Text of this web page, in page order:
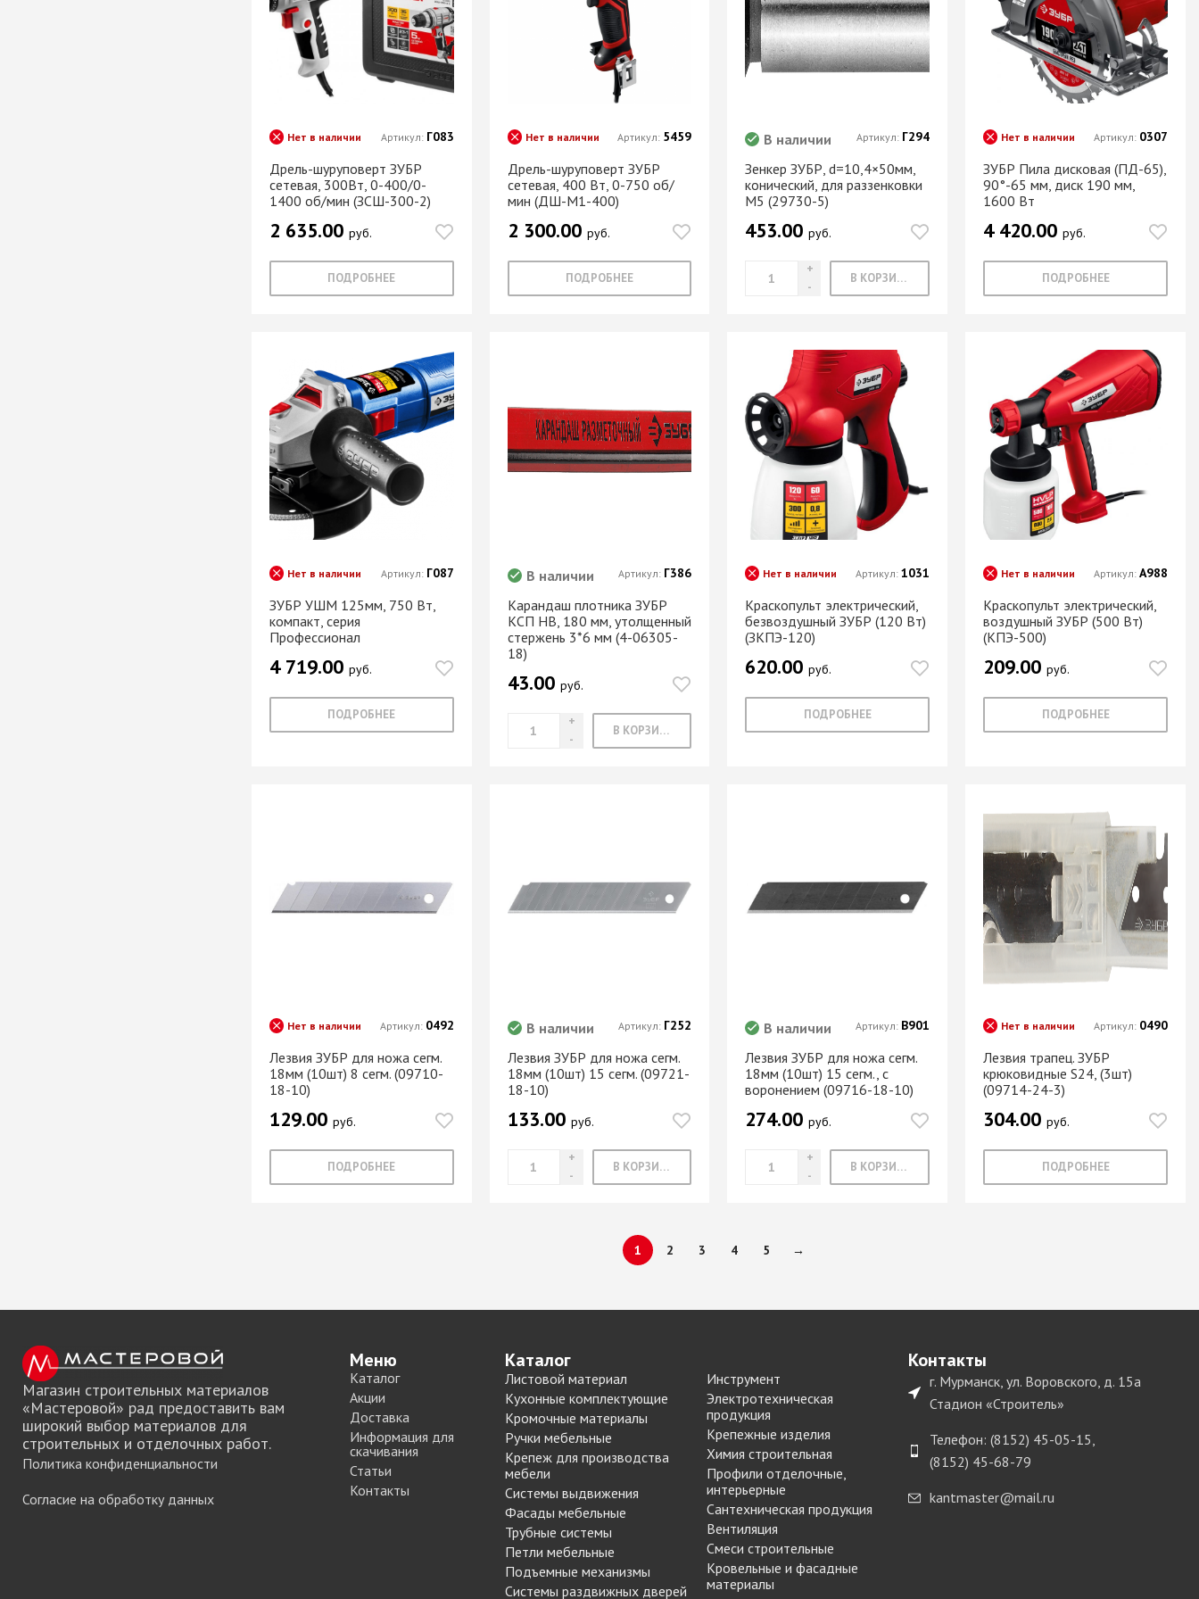
МАРКЕР МЕБЕЛЬНЫЙ
мебели
Корзины Kessebohmer
Штанги выдвижные,
Офисные аксессуары
Решетки
мебельные
Клей-расплав
Дрель-шуруповерт ЗУБР
сетевая, 300Вт, 0-400/0-
1400 об/мин (ЗСШ-300-2)
Нет в наличии
2 635.00 руб.
ПОДРОБНЕЕ
Артикул: Г083
Дрель-шуруповерт ЗУБР
сетевая, 400 Вт, 0-750 об/
мин (ДШ-М1-400)
Нет в наличии
2 300.00 руб.
ПОДРОБНЕЕ
Артикул: 5459
Зенкер ЗУБР, d=10,4×50мм,
конический, для раззенковки
М5 (29730-5)
В наличии
453.00руб.
В КОРЗИНУ
Артикул: Г294
ЗУБР Пила дисковая (ПД-65),
90°-65 мм, диск 190 мм,
1600 Вт
Нет в наличии
4 420.00руб.
ПОДРОБНЕЕ
Артикул: 0307
ЗУБР УШМ 125мм, 750 Вт,
компакт, серия
Профессионал
Нет в наличии
4 719.00 руб.
ПОДРОБНЕЕ
Артикул: Г087
Карандаш плотника ЗУБР
КСП HB, 180 мм, утолщенный
стержень 3*6 мм (4-06305-
18)
В наличии
43.00 руб.
В КОРЗИНУ
Артикул: Г386
Краскопульт электрический,
безвоздушный ЗУБР (120 Вт)
(ЗКПЭ-120)
Нет в наличии
620.00руб.
ПОДРОБНЕЕ
Артикул:1031
Краскопульт электрический,
воздушный ЗУБР (500 Вт)
(КПЭ-500)
Нет в наличии
209.00руб.
ПОДРОБНЕЕ
Артикул: А988
Лезвия ЗУБР для ножа сегм.
18мм (10шт) 8 сегм. (09710-
18-10)
Нет в наличии
129.00 руб.
ПОДРОБНЕЕ
Артикул: 0492
Лезвия ЗУБР для ножа сегм.
18мм (10шт) 15 сегм. (09721-
18-10)
В наличии
133.00 руб.
В КОРЗИНУ
Артикул: Г252
Лезвия ЗУБР для ножа сегм.
18мм (10шт) 15 сегм., с
воронением (09716-18-10)
В наличии
274.00руб.
В КОРЗИНУ
Артикул: В901
Лезвия трапец. ЗУБР
крюковидные S24, (3шт)
(09714-24-3)
Нет в наличии
304.00руб.
ПОДРОБНЕЕ
Артикул: 0490
1 2 3 4 5 →
Магазин строительных материалов
«Мастеровой» рад предоставить вам
широкий выбор материалов для
строительных и отделочных работ.
Политика конфиденциальности
Согласие на обработку данных
Меню
Каталог
Акции
Доставка
Информация для
скачивания
Статьи
Контакты
Каталог
Листовой материал
Кухонные комплектующие
Кромочные материалы
Ручки мебельные
Крепеж для производства
мебели
Системы выдвижения
Фасады мебельные
Трубные системы
Петли мебельные
Подъемные механизмы
Системы раздвижных дверей
Инструмент
Электротехническая
продукция
Крепежные изделия
Химия строительная
Профили отделочные,
интерьерные
Сантехническая продукция
Вентиляция
Смеси строительные
Кровельные и фасадные
материалы
Контакты
г. Мурманск, ул. Воровского, д. 15а
Стадион «Строитель»
Телефон: (8152) 45-05-15,
(8152) 45-68-79
kantmaster@mail.ru